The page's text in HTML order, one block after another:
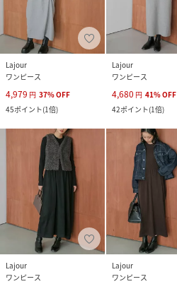
Lajour
ワンピース
4,979 円 37%OFF
45ポイント(1倍)
Lajour
ワンピース
4,680 円 41%OFF
42ポイント(1倍)
Lajour
ワンピース
Lajour
ワンピース